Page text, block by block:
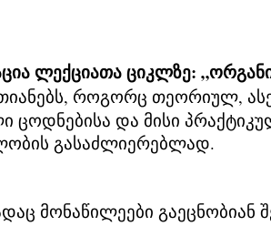
ლექციათა ციკლზე:
როგორც თეორიულ,
და მისი
გასაძლიერებლად.
მონაწილეები გაეცნობიან